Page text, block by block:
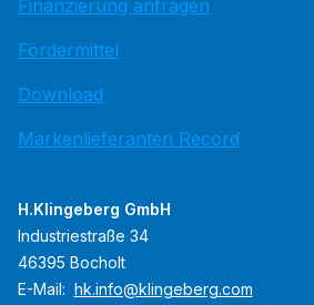
Finanzierung anfragen
Fördermittel
Download
Markenlieferanten Record
H.Klingeberg GmbH
Industriestraße 34
46395 Bocholt
E-Mail: hk.info@klingeberg.com